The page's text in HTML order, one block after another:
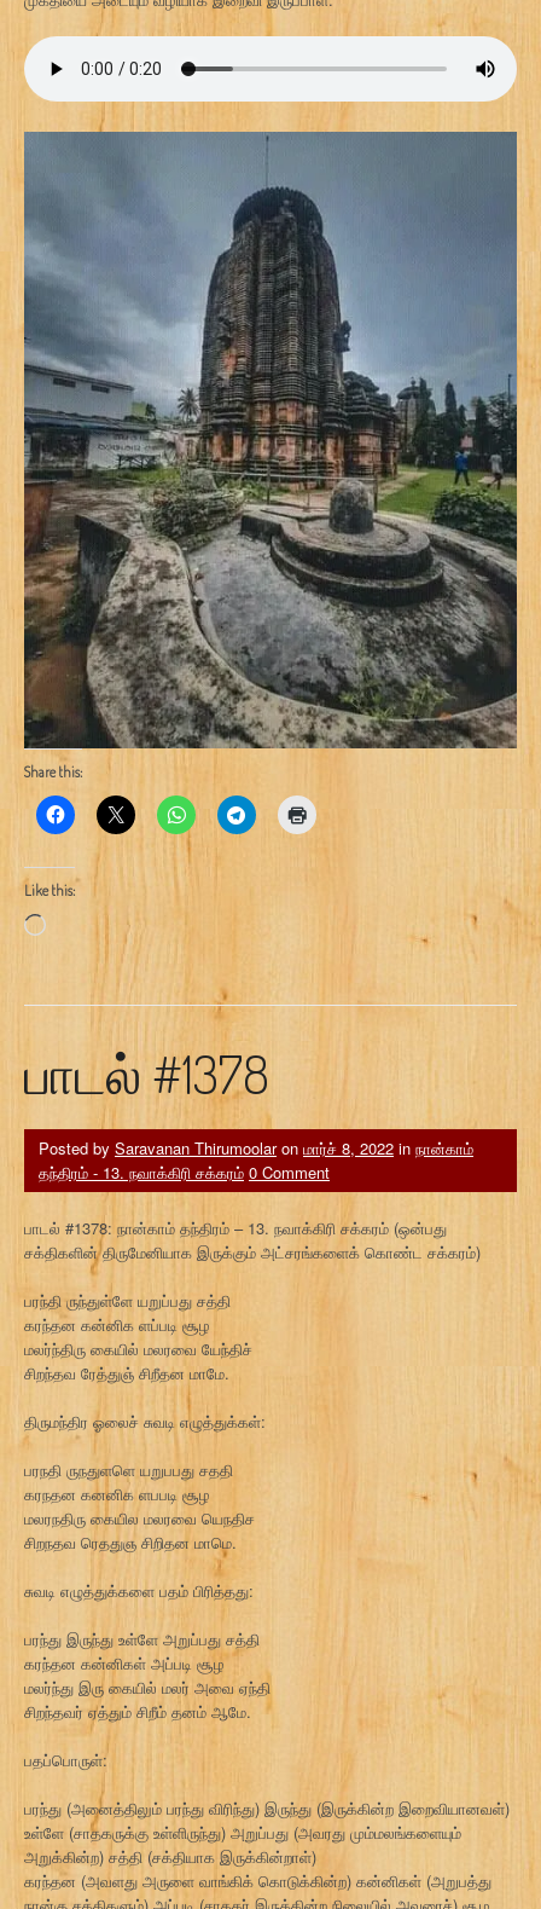
Share this:
Like this:
Loading…
பாடல் #1378
Posted by Saravanan Thirumoolaron மார்ச் 8, 2022 in நான்காம்
தந்திரம் - 13. நவாக்கிரி சக்கரம் 0 Comment
பாடல் #1378: நான்காம் தந்திரம் – 13. நவாக்கிரி சக்கரம் (ஒன்பது
சக்திகளின் திருமேனியாக இருக்கும் அட்சரங்களைக் கொண்ட சக்கரம்)
பரந்தி ருந்துள்ளே யறுப்பது சத்தி
கரந்தன கன்னிக ளப்படி சூழ
மலர்ந்திரு கையில் மலரவை யேந்திச்
சிறந்தவ ரேத்துஞ் சிறீதன மாமே.
திருமந்திர ஓலைச் சுவடி எழுத்துக்கள்:
பரநதி ருநதுளளெ யறுபபது சததி
கரநதன கனனிக ளபபடி சூழ
மலரநதிரு கையில மலரவை யெநதிச
சிறநதவ ரெததுஞ சிறிதன மாமெ.
சுவடி எழுத்துக்களை பதம் பிரித்தது:
பரந்து இருந்து உள்ளே அறுப்பது சத்தி
கரந்தன கன்னிகள் அப்படி சூழ
மலர்ந்து இரு கையில் மலர் அவை ஏந்தி
சிறந்தவர் ஏத்தும் சிறீம் தனம் ஆமே.
பதப்பொருள்:
பரந்து (அனைத்திலும் பரந்து விரிந்து) இருந்து (இருக்கின்ற இறைவியானவள்)
உள்ளே (சாதகருக்கு உள்ளிருந்து) அறுப்பது (அவரது மும்மலங்களையும்
அறுக்கின்ற) சத்தி (சக்தியாக இருக்கின்றாள்)
கரந்தன (அவளது அருளை வாங்கிக் கொடுக்கின்ற) கன்னிகள் (அறுபத்து
நான்கு சக்திகளும்) அப்படி (சாதகர் இருக்கின்ற நிலையில் அவரைச்) சூழ